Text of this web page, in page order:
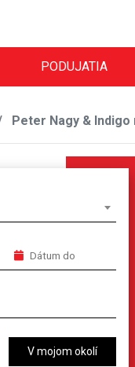
PODUJATIA
Peter Nagy & Indigo
V mojom okolí